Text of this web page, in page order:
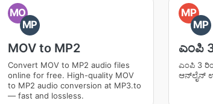
MO
MP
MOV to MP2
Convert MOV to MP2 audio files
online for free. High-quality MOV
to MP2 audio conversion at MP3.to
— fast and lossless.
MP
MP
ಎಂಪಿ
ಎಂಪಿ 3
ಆನ್‌ಲೈನ್